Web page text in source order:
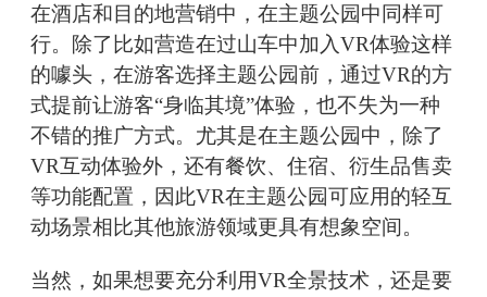
在酒店和目的地营销中，在主题公园中同样可
行。除了比如营造在过山车中加入VR体验这样
的噱头，在游客选择主题公园前，通过VR的方
式提前让游客“身临其境”体验，也不失为一种
不错的推广方式。尤其是在主题公园中，除了
VR互动体验外，还有餐饮、住宿、衍生品售卖
等功能配置，因此VR在主题公园可应用的轻互
动场景相比其他旅游领域更具有想象空间。
当然，如果想要充分利用VR全景技术，还是要